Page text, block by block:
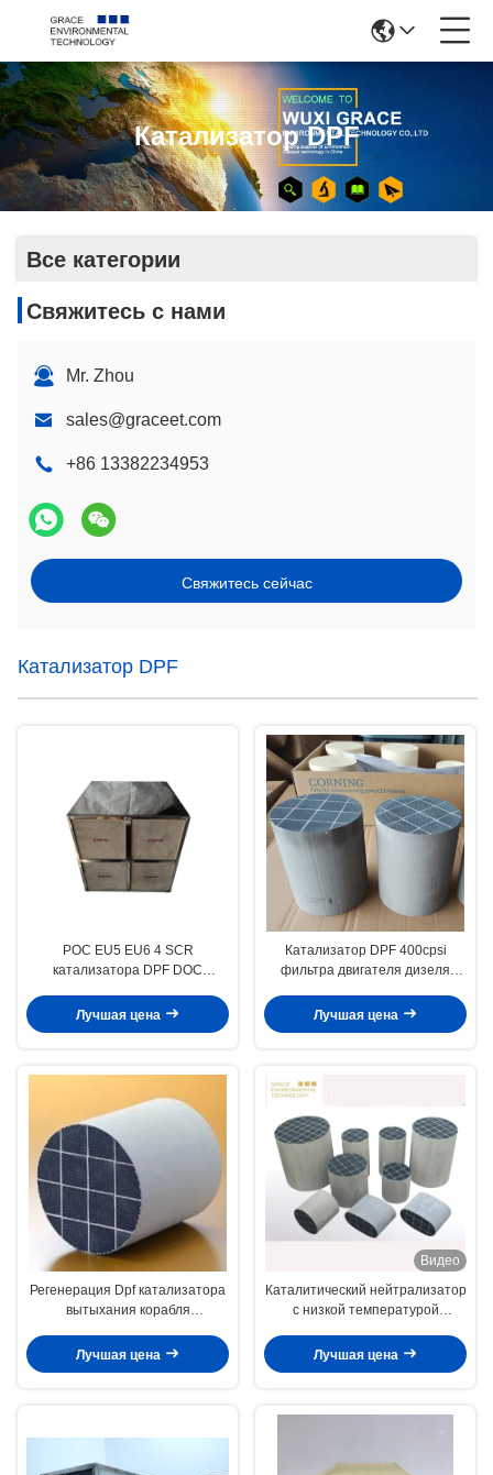
Катализатор DPF
Все категории
Свяжитесь с нами
Mr. Zhou
sales@graceet.com
+86 13382234953
Свяжитесь сейчас
Катализатор DPF
POC EU5 EU6 4 SCR
катализатора DPF DOC
одном модуле
Лучшая цена
Катализатор DPF 400cpsi
фильтра двигателя дизеля
извлекает черный дым
Лучшая цена
Регенерация Dpf катализатора
вытыхания корабля
дизельная для генератора
корабля
Лучшая цена
Видео
Каталитический нейтрализатор
с низкой температурой
дизельных частиц (CDPF)
Лучшая цена